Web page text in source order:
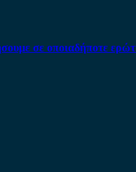
σε οποιαδήποτε